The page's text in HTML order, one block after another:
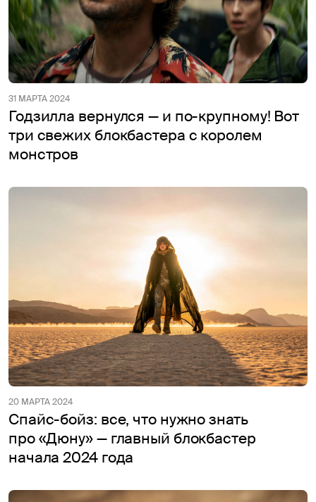
31 МАРТА 2024
Годзилла вернулся — и по-крупному! Вот
три свежих блокбастера с королем
монстров
20 МАРТА 2024
Спайс-бойз: все, что нужно знать
про «Дюну» — главный блокбастер
начала 2024 года